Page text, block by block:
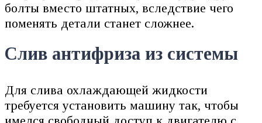
болты вместо штатных, вследствие чего
поменять детали станет сложнее.
Слив антифриза из системы
Для слива охлаждающей жидкости
требуется установить машину так, чтобы